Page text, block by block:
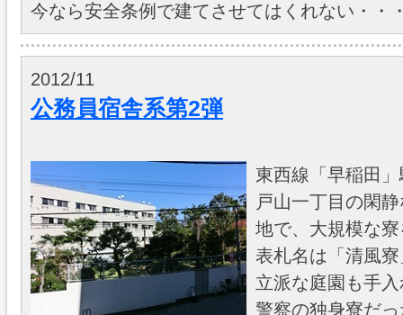
今なら安全条例で建てさせてはくれない・・
2012/11
公務員宿舎系第2弾
東西線「早稲田
戸山一丁目の閑
地で、大規模な
表札名は「清風
立派な庭園も手
警察の独身寮だ